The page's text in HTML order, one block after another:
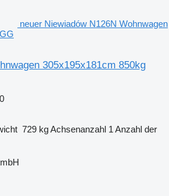
neuer Niewiadów N126N Wohnwagen
305x195x181cm 850kg
729 kgAchsenanzahl 1 Anzahl der